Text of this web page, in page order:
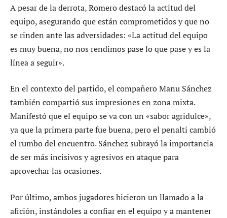
A pesar de la derrota, Romero destacó la actitud del
equipo, asegurando que están comprometidos y que no
se rinden ante las adversidades: «La actitud del equipo
es muy buena, no nos rendimos pase lo que pase y es la
línea a seguir».
En el contexto del partido, el compañero Manu Sánchez
también compartió sus impresiones en zona mixta.
Manifestó que el equipo se va con un «sabor agridulce»,
ya que la primera parte fue buena, pero el penalti cambió
el rumbo del encuentro. Sánchez subrayó la importancia
de ser más incisivos y agresivos en ataque para
aprovechar las ocasiones.
Por último, ambos jugadores hicieron un llamado a la
afición, instándoles a confiar en el equipo y a mantener